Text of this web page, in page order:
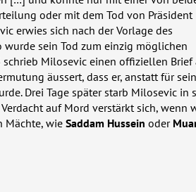
oder mit dem Tod von Präsident
erwies sich nach der Vorlage des
sein Tod zum einzig möglichen
schrieb Milosevic einen offiziellen Brief
äussert, dass er, anstatt für
Drei Tage später starb Milosevic in
auf Mord verstärkt sich, wenn
Mächte, wie Saddam Hussein oder